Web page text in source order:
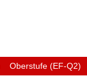
Oberstufe (EF-Q2)